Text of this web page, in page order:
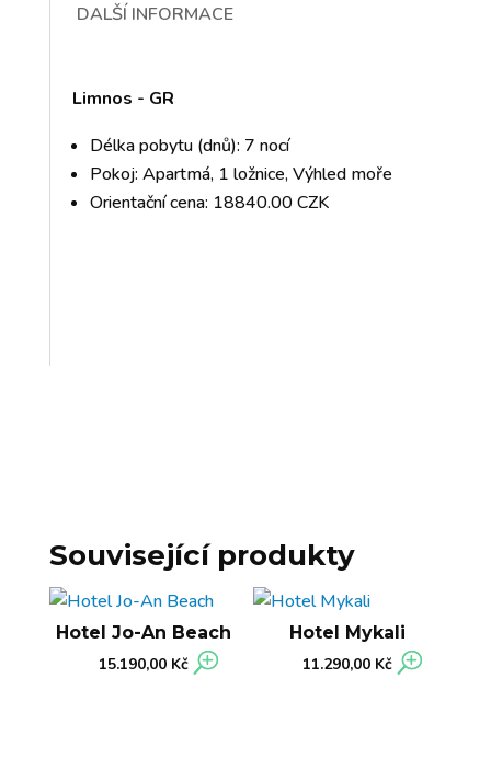
DALŠÍ INFORMACE
Limnos - GR
Délka pobytu (dnů): 7 nocí
Pokoj: Apartmá, 1 ložnice, Výhled moře
Orientační cena: 18840.00 CZK
Související produkty
Hotel Jo-An Beach
15.190,00 Kč
Hotel Mykali
11.290,00 Kč